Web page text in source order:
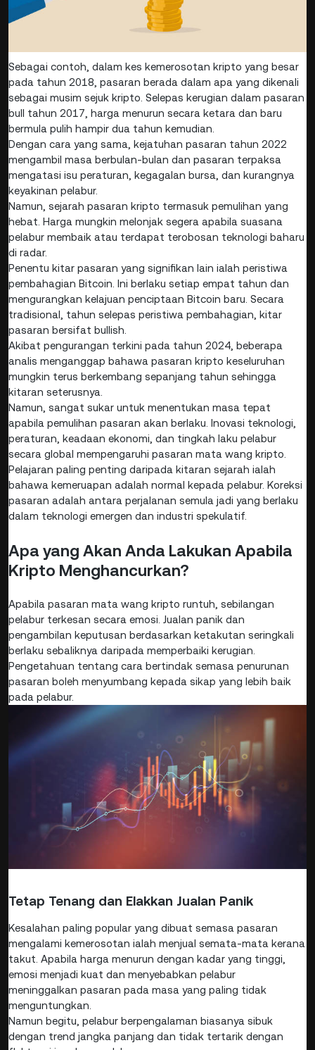
Sebagai contoh, dalam kes kemerosotan kripto yang besar
pada tahun 2018, pasaran berada dalam apa yang dikenali
sebagai musim sejuk kripto. Selepas kerugian dalam pasaran
bull tahun 2017, harga menurun secara ketara dan baru
bermula pulih hampir dua tahun kemudian.
Dengan cara yang sama, kejatuhan pasaran tahun 2022
mengambil masa berbulan-bulan dan pasaran terpaksa
mengatasi isu peraturan, kegagalan bursa, dan kurangnya
keyakinan pelabur.
Namun, sejarah pasaran kripto termasuk pemulihan yang
hebat. Harga mungkin melonjak segera apabila suasana
pelabur membaik atau terdapat terobosan teknologi baharu
di radar.
Penentu kitar pasaran yang signifikan lain ialah peristiwa
pembahagian Bitcoin. Ini berlaku setiap empat tahun dan
mengurangkan kelajuan penciptaan Bitcoin baru. Secara
tradisional, tahun selepas peristiwa pembahagian, kitar
pasaran bersifat bullish.
Akibat pengurangan terkini pada tahun 2024, beberapa
analis menganggap bahawa pasaran kripto keseluruhan
mungkin terus berkembang sepanjang tahun sehingga
kitaran seterusnya.
Namun, sangat sukar untuk menentukan masa tepat
apabila pemulihan pasaran akan berlaku. Inovasi teknologi,
peraturan, keadaan ekonomi, dan tingkah laku pelabur
secara global mempengaruhi pasaran mata wang kripto.
Pelajaran paling penting daripada kitaran sejarah ialah
bahawa kemeruapan adalah normal kepada pelabur. Koreksi
pasaran adalah antara perjalanan semula jadi yang berlaku
dalam teknologi emergen dan industri spekulatif.
Apa yang Akan Anda Lakukan Apabila
Kripto Menghancurkan?
Apabila pasaran mata wang kripto runtuh, sebilangan
pelabur terkesan secara emosi. Jualan panik dan
pengambilan keputusan berdasarkan ketakutan seringkali
berlaku sebaliknya daripada memperbaiki kerugian.
Pengetahuan tentang cara bertindak semasa penurunan
pasaran boleh menyumbang kepada sikap yang lebih baik
pada pelabur.
Tetap Tenang dan Elakkan Jualan Panik
Kesalahan paling popular yang dibuat semasa pasaran
mengalami kemerosotan ialah menjual semata-mata kerana
takut. Apabila harga menurun dengan kadar yang tinggi,
emosi menjadi kuat dan menyebabkan pelabur
meninggalkan pasaran pada masa yang paling tidak
menguntungkan.
Namun begitu, pelabur berpengalaman biasanya sibuk
dengan trend jangka panjang dan tidak tertarik dengan